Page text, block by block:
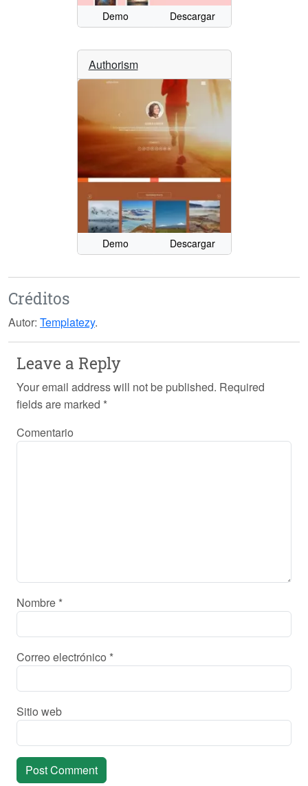
Demo Descargar
Authorism
Demo Descargar
Créditos
Autor: Templatezy.
Leave a Reply
Your email address will not be published. Required
fields are marked *
Comentario
Nombre *
Correo electrónico *
Sitio web